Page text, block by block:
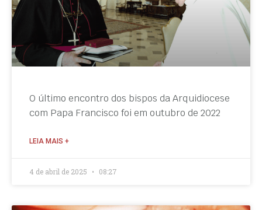
O último encontro dos bispos da Arquidiocese
com Papa Francisco foi em outubro de 2022
LEIA MAIS +
4 de abril de 2025 08:27